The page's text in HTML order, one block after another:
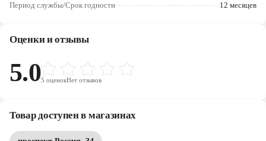
Период службы/Срок годности 12 месяцев
Оценки и отзывы
5.05 оценокНет отзывов
Товар доступен в магазинах